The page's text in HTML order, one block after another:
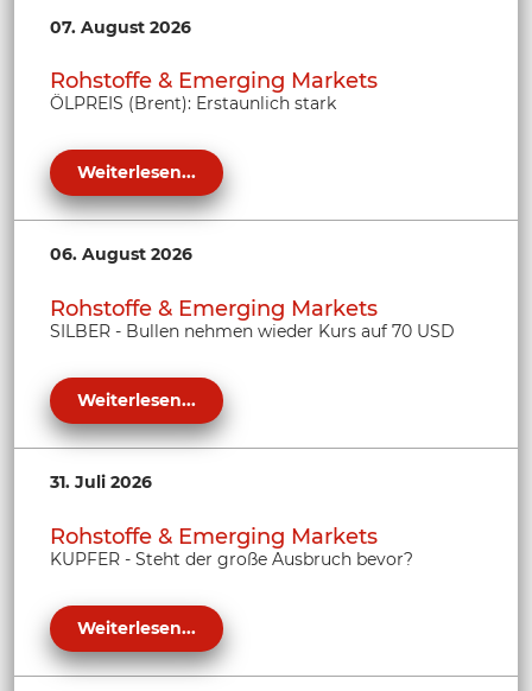
07. August 2026
Rohstoffe & Emerging Markets
ÖLPREIS (Brent): Erstaunlich stark
Weiterlesen...
06. August 2026
Rohstoffe & Emerging Markets
SILBER - Bullen nehmen wieder Kurs auf 70 USD
Weiterlesen...
31. Juli 2026
Rohstoffe & Emerging Markets
KUPFER - Steht der große Ausbruch bevor?
Weiterlesen...